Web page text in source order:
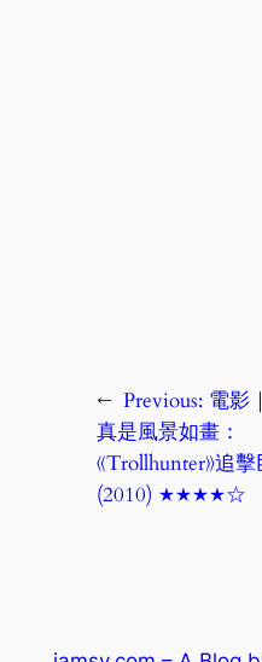
← Previous: 電影
真是風景如畫：
《Trollhunter》追
(2010) ★★★★☆